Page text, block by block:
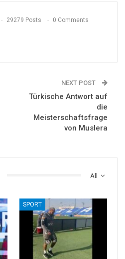
29279 Posts 0 Comments
NEXT POST
Türkische Antwort auf
die
Meisterschaftsfrage
von Muslera
All
SPORT